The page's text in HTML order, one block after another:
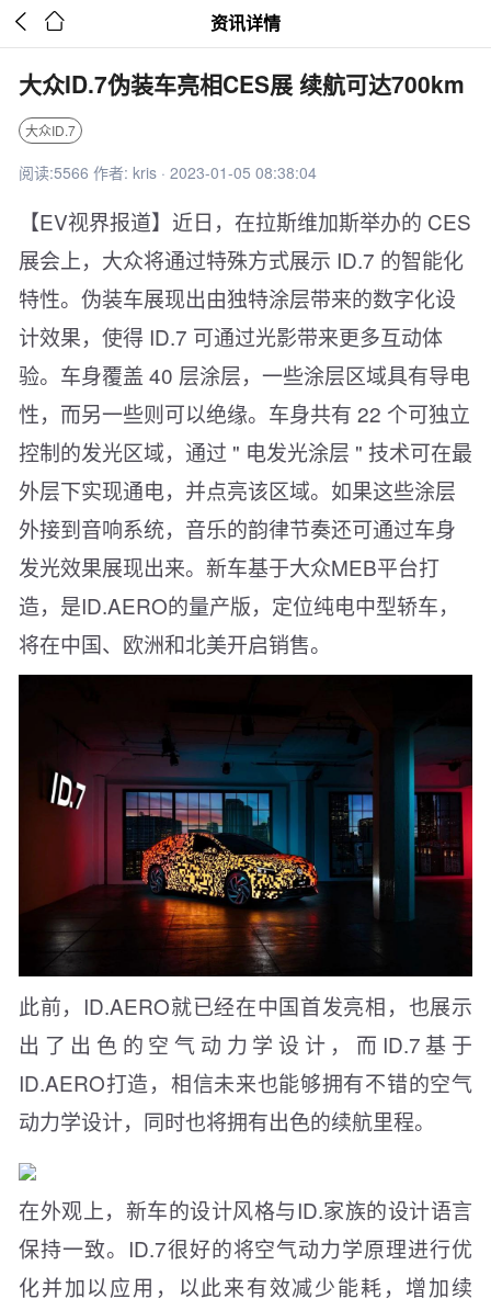
  资讯详情
大众ID.7伪装车亮相CES展 续航可达700km
大众ID.7
阅读:5566 作者: kris · 2023-01-05 08:38:04
【EV视界报道】近日，在拉斯维加斯举办的 CES
展会上，大众将通过特殊方式展示 ID.7 的智能化
特性。伪装车展现出由独特涂层带来的数字化设
计效果，使得 ID.7 可通过光影带来更多互动体
验。车身覆盖 40 层涂层，一些涂层区域具有导电
性，而另一些则可以绝缘。车身共有 22 个可独立
控制的发光区域，通过 " 电发光涂层 " 技术可在最
外层下实现通电，并点亮该区域。如果这些涂层
外接到音响系统，音乐的韵律节奏还可通过车身
发光效果展现出来。新车基于大众MEB平台打
造，是ID.AERO的量产版，定位纯电中型轿车，
将在中国、欧洲和北美开启销售。
此前，ID.AERO就已经在中国首发亮相，也展示
出了出色的空气动力学设计，而ID.7基于
ID.AERO打造，相信未来也能够拥有不错的空气
动力学设计，同时也将拥有出色的续航里程。
在外观上，新车的设计风格与ID.家族的设计语言
保持一致。ID.7很好的将空气动力学原理进行优
化并加以应用，以此来有效减少能耗，增加续